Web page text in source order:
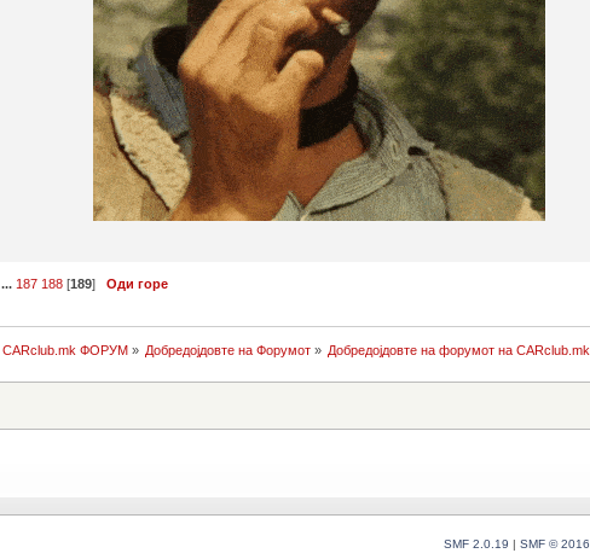
... 187 188 [189]Оди горе
CARclub.mk ФОРУМ» Добредојдовте на Форумот » Добредојдовте на форумот на CARclub.mk
SMF 2.0.19 | SMF © 2016